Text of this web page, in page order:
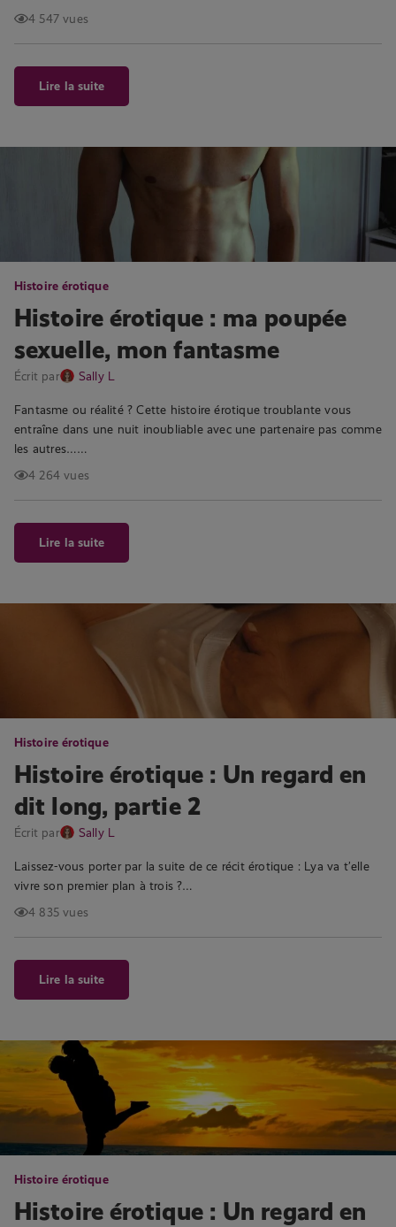
4 547 vues
Lire la suite
Histoire érotique
Histoire érotique : ma poupée
sexuelle, mon fantasme
Écrit par Sally L
Fantasme ou réalité ? Cette histoire érotique troublante vous
entraîne dans une nuit inoubliable avec une partenaire pas comme
les autres……
4 264 vues
Lire la suite
Histoire érotique
Histoire érotique : Un regard en
dit long, partie 2
Écrit par Sally L
Laissez-vous porter par la suite de ce récit érotique : Lya va t’elle
vivre son premier plan à trois ?…
4 835 vues
Lire la suite
Histoire érotique
Histoire érotique : Un regard en